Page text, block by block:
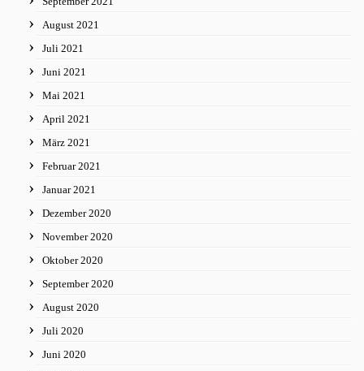
August 2021
Juli 2021
Juni 2021
Mai 2021
April 2021
März 2021
Februar 2021
Januar 2021
Dezember 2020
November 2020
Oktober 2020
September 2020
August 2020
Juli 2020
Juni 2020